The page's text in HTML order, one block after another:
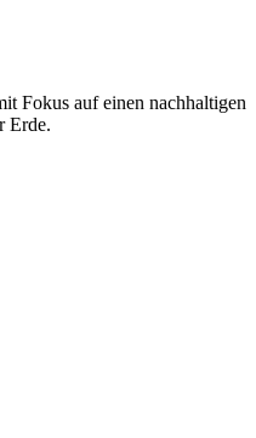
Fokus auf einen nachhaltigen
Erde.